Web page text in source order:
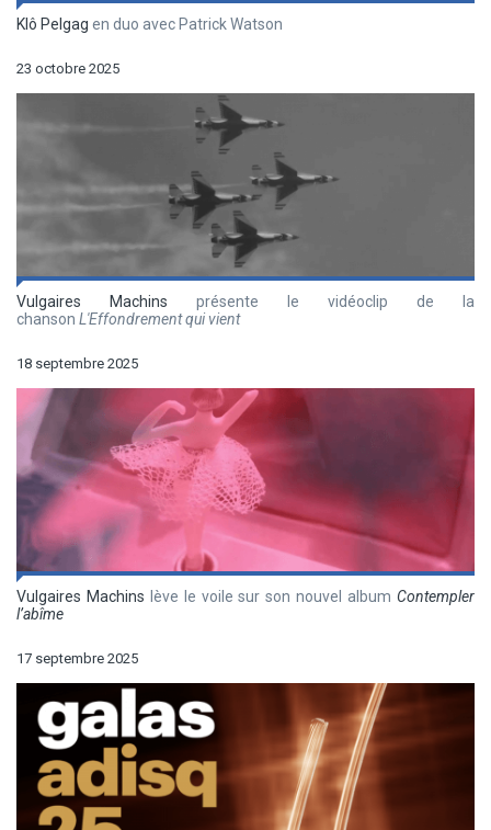
Klô Pelgag en duo avec Patrick Watson
23 octobre 2025
Vulgaires Machins présente le vidéoclip de la
chanson L'Effondrement qui vient
18 septembre 2025
Vulgaires Machins lève le voile sur son nouvel albumContempler
l’abîme
17 septembre 2025